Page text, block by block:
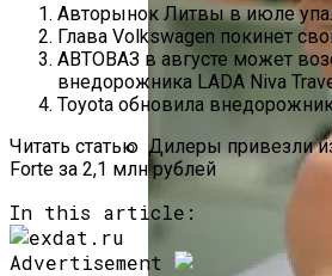
Насколько Важно
Разрешения На
Авторынок Литвы в июле
Глава Volkswagen покинет
АВТОВАЗ в августе может
внедорожника LADA Niva
Toyota обновила
Читать статью Дилеры привезли
Forte за 2,1 млн рублей
In this article:
Advertisement